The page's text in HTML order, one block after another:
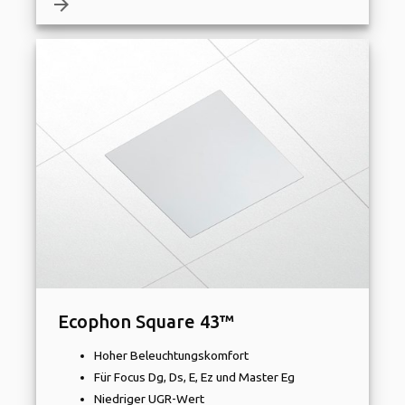
arrow_forward
Ecophon Square 43™
Hoher Beleuchtungskomfort
Für Focus Dg, Ds, E, Ez und Master Eg
Niedriger UGR-Wert